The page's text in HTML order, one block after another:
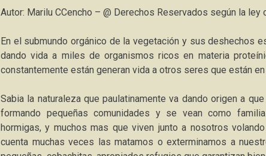
Autor: Marilu CCencho – @ Derechos Reservados según la ley
En el submundo orgánico de la vegetación y sus deshechos
dando vida a miles de organismos ricos en materia
constantemente están generan vida a otros seres que están
Sabia la naturaleza que paulatinamente va dando origen a
formando pequeñas comunidades y se vean como
hormigas, y muchos mas que viven junto a nosotros
cuenta muchas veces las matamos o exterminamos a